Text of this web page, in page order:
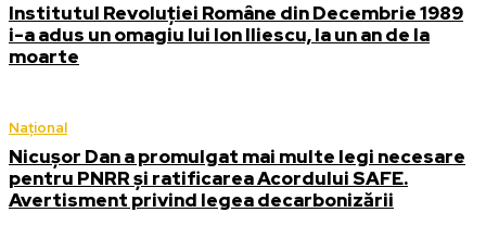
Institutul Revoluției Române din Decembrie 1989
i-a adus un omagiu lui Ion Iliescu, la un an de la
moarte
Național
Nicușor Dan a promulgat mai multe legi necesare
pentru PNRR și ratificarea Acordului SAFE.
Avertisment privind legea decarbonizării